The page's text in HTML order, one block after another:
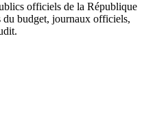
officiels de la République
du budget, journaux officiels,